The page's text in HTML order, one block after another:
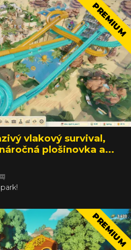
PREMIUM
vlakový survival,
plošinovka a...
PREMIUM